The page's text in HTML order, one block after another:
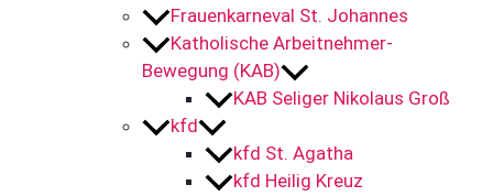
Frauenkarneval St. Johannes
Katholische Arbeitnehmer-
Bewegung (KAB)
KAB Seliger Nikolaus Groß
kfd
kfd St. Agatha
kfd Heilig Kreuz